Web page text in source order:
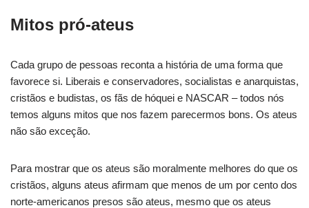
Mitos pró-ateus
Cada grupo de pessoas reconta a história de uma forma que
favorece si. Liberais e conservadores, socialistas e anarquistas,
cristãos e budistas, os fãs de hóquei e NASCAR – todos nós
temos alguns mitos que nos fazem parecermos bons. Os ateus
não são exceção.
Para mostrar que os ateus são moralmente melhores do que os
cristãos, alguns ateus afirmam que menos de um por cento dos
norte-americanos presos são ateus, mesmo que os ateus